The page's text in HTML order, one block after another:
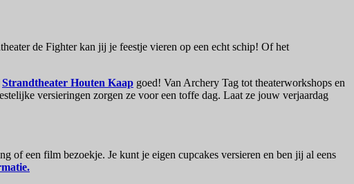
de Fighter kan jij je feestje vieren op een echt schip! Of het
Strandtheater Houten Kaap goed! Van Archery Tag tot theaterworkshops en
versieringen zorgen ze voor een toffe dag. Laat ze jouw verjaardag
of een film bezoekje. Je kunt je eigen cupcakes versieren en ben jij al eens